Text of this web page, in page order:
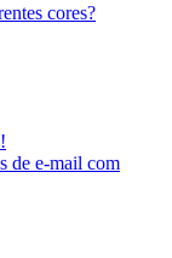
cores?
de e-mail com